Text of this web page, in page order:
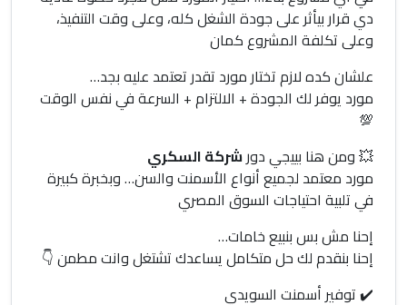
دي قرار بيأثر على جودة الشغل كله، وعلى وقت التنفيذ،
وعلى تكلفة المشروع كمان
علشان كده لازم تختار مورد تقدر تعتمد عليه بجد…
مورد يوفر لك الجودة + الالتزام + السرعة في نفس الوقت
💯
💥 ومن هنا بييجي دورشركة السكري
مورد معتمد لجميع أنواع الأسمنت والسن… وبخبرة كبيرة
في تلبية احتياجات السوق المصري
إحنا مش بس بنبيع خامات…
إحنا بنقدم لك حل متكامل يساعدك تشتغل وانت مطمن 👇
✔️ توفير أسمنت السويدي